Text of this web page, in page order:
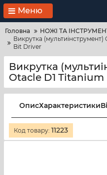
Меню
Головна НОЖІ ТА
Викрутка
Bit Driver
Викрутка
Otacle D1
ОписХарактеристики
Код товару: 11223